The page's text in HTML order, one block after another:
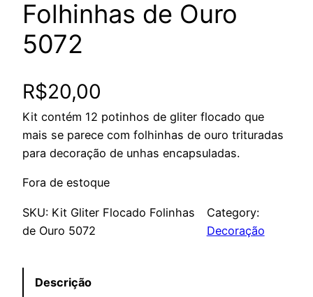
Folhinhas de Ouro
5072
R$20,00
Kit contém 12 potinhos de gliter flocado que
mais se parece com folhinhas de ouro trituradas
para decoração de unhas encapsuladas.
Fora de estoque
SKU: Kit Gliter Flocado Folinhas
de Ouro 5072
Category:
Decoração
Descrição